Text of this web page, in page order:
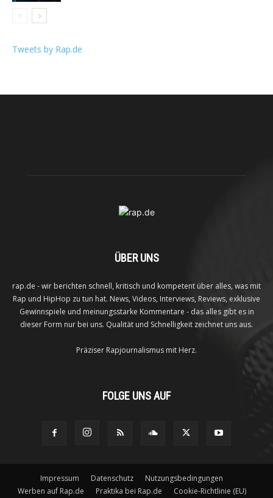
Tweets by Rap.de
ÜBER UNS
rap.de - wir berichten schnell, kritisch und kompetent über alles, was mit
Rap und HipHop zu tun hat. News, Videos, Interviews, Reviews, exklusive
Gewinnspiele und meinungsstarke Kommentare - das alles gibt es in
dieser Form nur bei uns. Qualität und Schnelligkeit zeichnet uns aus.
Präziser Rapjournalismus mit Herz.
FOLGE UNS AUF
Impressum Datenschutz
Nutzungsbedingungen
Werben auf Rap.de
Praktika bei Rap.de Cookie-Richtlinie (EU)